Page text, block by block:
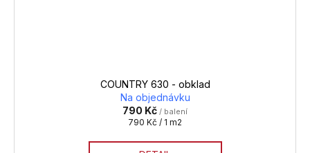
COUNTRY 630 - obklad
Na objednávku
790 Kč / balení
Měrná
790 Kč / 1 m2